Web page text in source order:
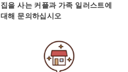
집을 사는 커플과 가족 일러스트에
대해 문의하십시오